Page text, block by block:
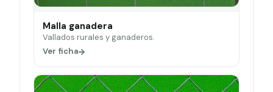
Malla ganadera
Vallados rurales y ganaderos.
Ver ficha